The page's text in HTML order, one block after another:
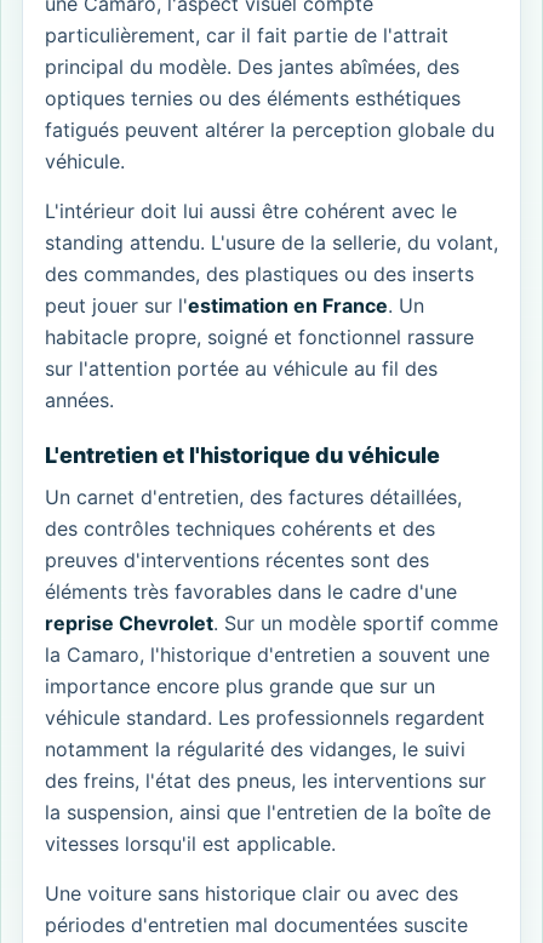
particulièrement, car il fait partie de l'attrait
principal du modèle. Des jantes abîmées, des
optiques ternies ou des éléments esthétiques
fatigués peuvent altérer la perception globale du
véhicule.
L'intérieur doit lui aussi être cohérent avec le
standing attendu. L'usure de la sellerie, du volant,
des commandes, des plastiques ou des inserts
peut jouer sur l'estimation en France. Un
habitacle propre, soigné et fonctionnel rassure
sur l'attention portée au véhicule au fil des
années.
L'entretien et l'historique du véhicule
Un carnet d'entretien, des factures détaillées,
des contrôles techniques cohérents et des
preuves d'interventions récentes sont des
éléments très favorables dans le cadre d'une
reprise Chevrolet. Sur un modèle sportif comme
la Camaro, l'historique d'entretien a souvent une
importance encore plus grande que sur un
véhicule standard. Les professionnels regardent
notamment la régularité des vidanges, le suivi
des freins, l'état des pneus, les interventions sur
la suspension, ainsi que l'entretien de la boîte de
vitesses lorsqu'il est applicable.
Une voiture sans historique clair ou avec des
périodes d'entretien mal documentées suscite